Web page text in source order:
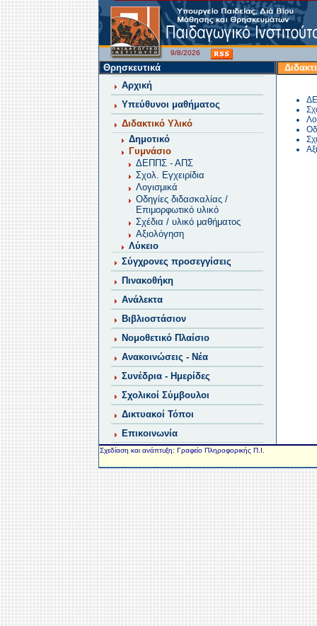
9/8/2026
Θρησκευτικά
Αρχική
Υπεύθυνοι μαθήματος
Διδακτικό Υλικό
Δημοτικό
Γυμνάσιο
ΔΕΠΠΣ - ΑΠΣ
Σχολ. Εγχειρίδια
Λογισμικά
Οδηγίες διδασκαλίας /
Επιμορφωτικό υλικό
Σχέδια / υλικό μαθήματος
Αξιολόγηση
Λύκειο
Σύγχρονες προσεγγίσεις
Πινακοθήκη
Ανάλεκτα
Βιβλιοστάσιον
Νομοθετικό Πλαίσιο
Ανακοινώσεις - Νέα
Συνέδρια - Ημερίδες
Σχολικοί Σύμβουλοι
Δικτυακοί Τόποι
Επικοινωνία
Σχεδίαση και ανάπτυξη: Γραφείο Πληροφορικής Π.Ι.